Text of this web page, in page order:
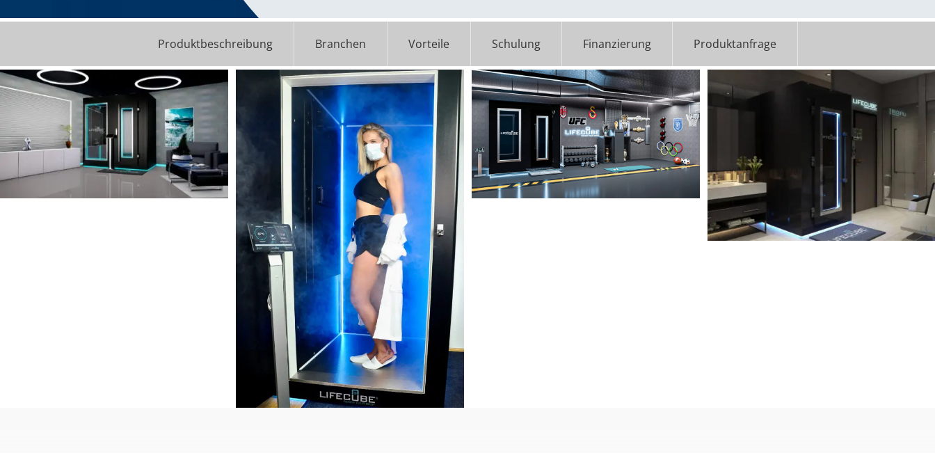
Produktbeschreibung Branchen Vorteile Schulung Finanzierung Produktanfrage